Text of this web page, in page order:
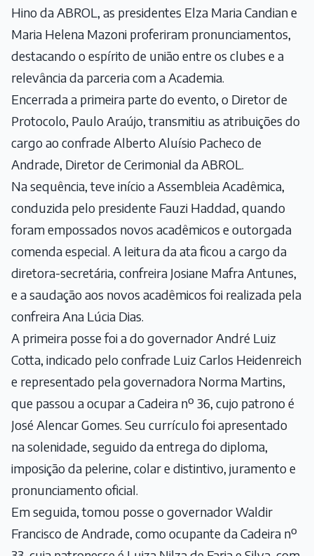
Hino da ABROL, as presidentes Elza Maria Candian e
Maria Helena Mazoni proferiram pronunciamentos,
destacando o espírito de união entre os clubes e a
relevância da parceria com a Academia.
Encerrada a primeira parte do evento, o Diretor de
Protocolo, Paulo Araújo, transmitiu as atribuições do
cargo ao confrade Alberto Aluísio Pacheco de
Andrade, Diretor de Cerimonial da ABROL.
Na sequência, teve início a Assembleia Acadêmica,
conduzida pelo presidente Fauzi Haddad, quando
foram empossados novos acadêmicos e outorgada
comenda especial. A leitura da ata ficou a cargo da
diretora-secretária, confreira Josiane Mafra Antunes,
e a saudação aos novos acadêmicos foi realizada pela
confreira Ana Lúcia Dias.
A primeira posse foi a do governador André Luiz
Cotta, indicado pelo confrade Luiz Carlos Heidenreich
e representado pela governadora Norma Martins,
que passou a ocupar a Cadeira nº 36, cujo patrono é
José Alencar Gomes. Seu currículo foi apresentado
na solenidade, seguido da entrega do diploma,
imposição da pelerine, colar e distintivo, juramento e
pronunciamento oficial.
Em seguida, tomou posse o governador Waldir
Francisco de Andrade, como ocupante da Cadeira nº